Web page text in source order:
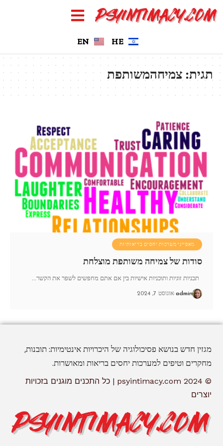
HE
EN
תגית:צמיחהמשותפת
מאפייני מערכות יחסים בריאותיות
סודות של צמיחה משותפת מוצלחת
תכניות זוגיות ותוכניות אישיות בין אם אתם מחפשים לשפר את הקשר…
admin אוגוסט 7, 2024
מגזין חדש בנושא פסיכולוגיה של היכרויות אינטימיות: תובנות,
מחקרים וטיפים למערכות יחסים בריאות ומאושרות.
© 2024 psyintimacy.com | כל התכנים מוגנים בזכויות
יוצרים